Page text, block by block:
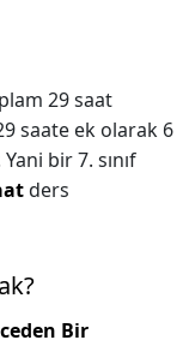
29 saat
saate ek olarak 6
bir 7. sınıf
ders
Bir